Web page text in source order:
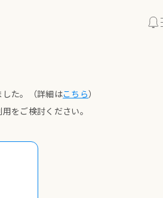
た。 （詳細はこちら）
をご検討ください。